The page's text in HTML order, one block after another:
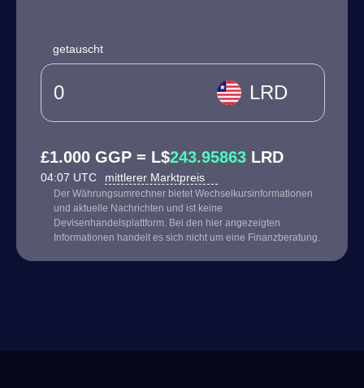
getauscht
LRD
£1.000 GGP = L$243.95863 LRD
04:07 UTC mittlerer Marktpreis
Der Währungsumrechner bietet Wechselkursinformationen
und aktuelle Nachrichten und ist keine
Devisenhandelsplattform. Bei den hier angezeigten
Informationen handelt es sich nicht um eine Finanzberatung.